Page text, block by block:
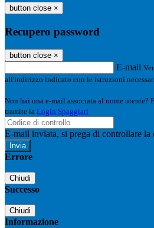
button close ×
Recupero password
button close ×
E-mail
all'indirizzo indicato con le istruzioni
Non hai una e-mail associata al nome utente?
tramite la Login Spaggiari
E-mail inviata, si prega di controllare la
Errore
Chiudi
Successo
Chiudi
Informazione